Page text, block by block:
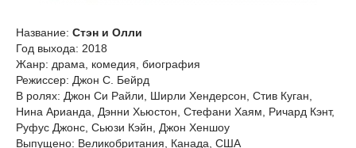
Название: Стэн и Олли
Год выхода: 2018
Жанр: драма, комедия, биография
Режиссер: Джон С. Бейрд
В ролях: Джон Си Райли, Ширли Хендерсон, Стив Куган,
Нина Арианда, Дэнни Хьюстон, Стефани Хаям, Ричард Кэнт,
Руфус Джонс, Сьюзи Кэйн, Джон Хеншоу
Выпущено: Великобритания, Канада, США